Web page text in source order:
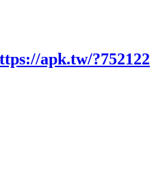
apk.tw/?752122